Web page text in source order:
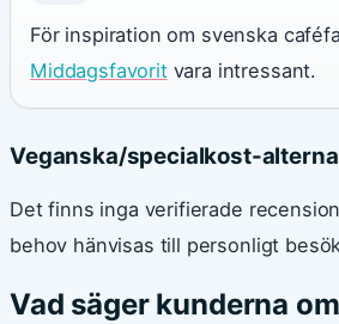
För inspiration om svenska
Middagsfavoritvara intressant.
Veganska/specialkost-
Det finns inga verifierade
behov hänvisas till personligt
Vad säger kunderna